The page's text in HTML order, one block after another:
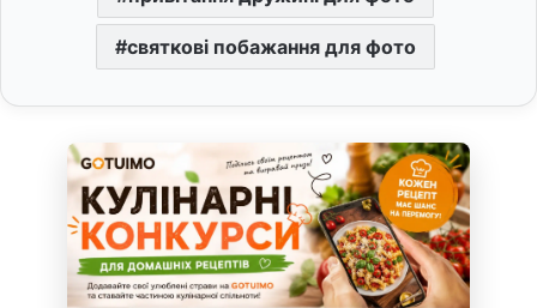
святкові побажання для фото